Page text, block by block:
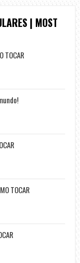
| MOST
TOCAR
TOCAR